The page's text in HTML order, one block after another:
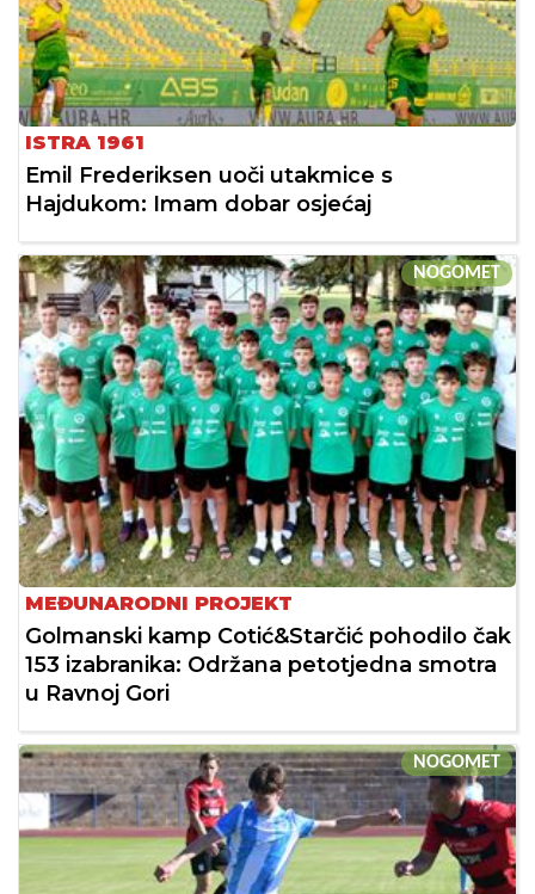
ISTRA 1961
Emil Frederiksen uoči utakmice s
Hajdukom: Imam dobar osjećaj
NOGOMET
MEĐUNARODNI PROJEKT
Golmanski kamp Cotić&Starčić pohodilo čak
153 izabranika: Održana petotjedna smotra
u Ravnoj Gori
NOGOMET